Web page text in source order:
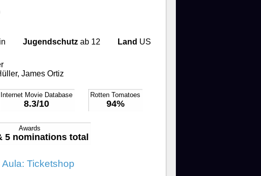
Jugendschutzab 12 Land US
James Ortiz
Internet Movie Database
8.3/10
Rotten Tomatoes
94%
Awards
5 nominations total
Ticketshop